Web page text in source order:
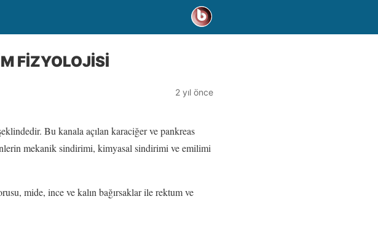
FİZYOLOJİSİ
2 yıl önce
Bu kanala açılan karaciğer ve pankreas
mekanik sindirimi, kimyasal sindirimi ve emilimi
mide, ince ve kalın bağırsaklar ile rektum ve